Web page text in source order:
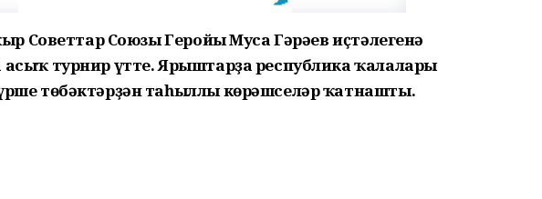
Советтар Союзы Геройы Муса Гәрәев иҫтәлегенә
турнир үтте. Ярыштарҙа республика ҡалалары
төбәктәрҙән таһыллы көрәшселәр ҡатнашты.